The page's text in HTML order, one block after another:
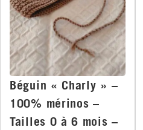
Béguin « Charly » –
100% mérinos –
Tailles 0 à 6 mois –